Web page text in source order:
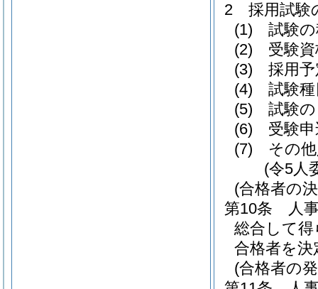
2
採用試験
(1)
試験
(2)
受験
(3)
採用
(4)
試験
(5)
試験
(6)
受験
(7)
その
(令5人
(合格者の
第10条
人
総合して
合格者を
(合格者の